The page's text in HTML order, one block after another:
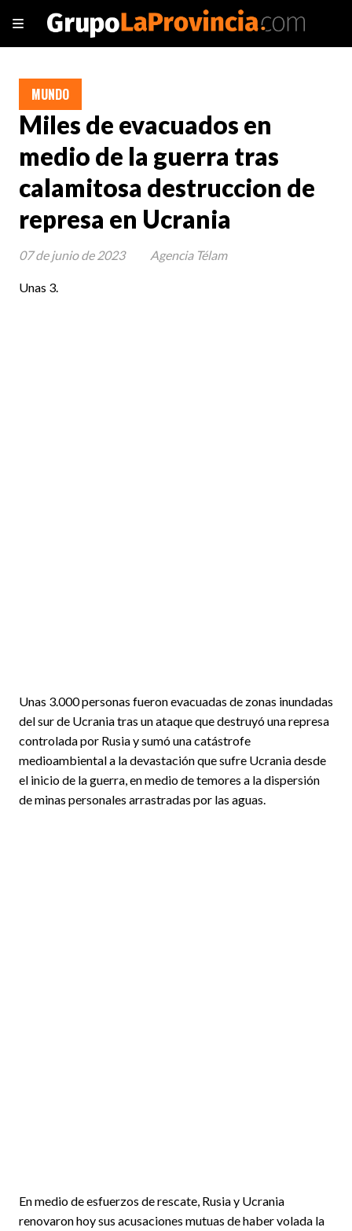
Miles de evacuados en
medio de la guerra tras
calamitosa destruccion de
represa en Ucrania
Unas 3.
MUNDO
07 de junio de 2023 Agencia Télam
Unas 3.000 personas fueron evacuadas de zonas inundadas
del sur de Ucrania tras un ataque que destruyó una represa
controlada por Rusia y sumó una catástrofe
medioambiental a la devastación que sufre Ucrania desde
el inicio de la guerra, en medio de temores a la dispersión
de minas personales arrastradas por las aguas.
En medio de esfuerzos de rescate, Rusia y Ucrania
renovaron hoy sus acusaciones mutuas de haber volada la